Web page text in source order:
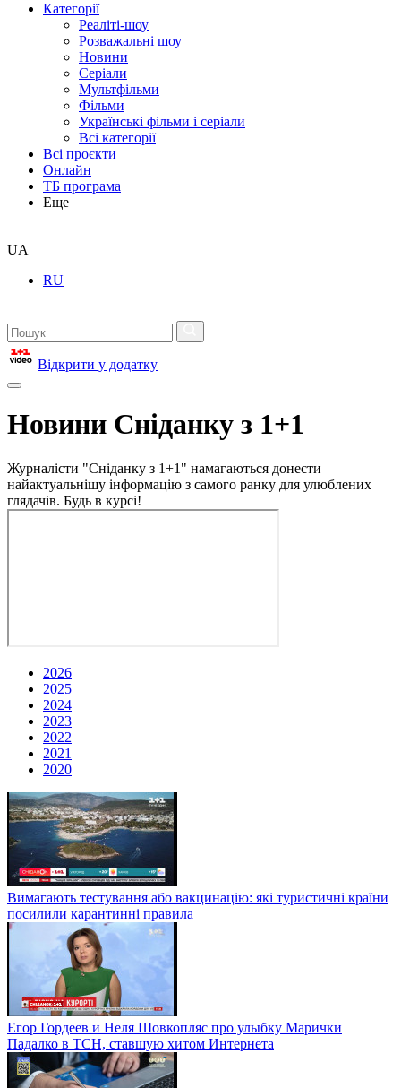
Категорії
Реаліті-шоу
Розважальні шоу
Новини
Серіали
Мультфільми
Фільми
Українські фільми і серіали
Всі категорії
Всі проєкти
Онлайн
ТБ програма
Еще
UA
RU
Відкрити у додатку
Новини Сніданку з 1+1
Журналісти "Сніданку з 1+1" намагаються донести
найактуальнішу інформацію з самого ранку для улюблених
глядачів. Будь в курсі!
2026
2025
2024
2023
2022
2021
2020
Вимагають тестування або вакцинацію: які туристичні країни
посилили карантинні правила
Егор Гордеев и Неля Шовкопляс про улыбку Марички
Падалко в ТСН, ставшую хитом Интернета